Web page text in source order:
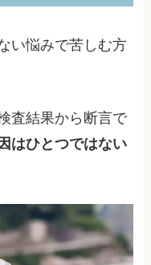
い悩みで苦しむ方
査結果から断言で
はひとつではない